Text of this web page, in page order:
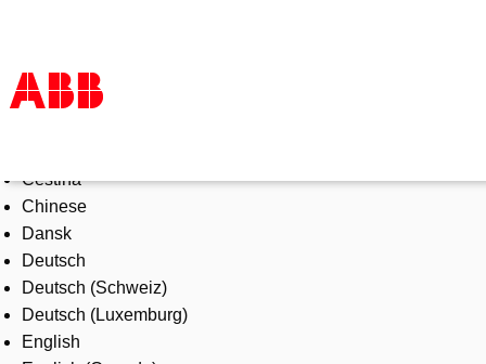
Products & Solutions
Industries
Services
About us
Where to buy
Contact us
Careers
Čeština
Chinese
Dansk
Deutsch
Deutsch (Schweiz)
Deutsch (Luxemburg)
English